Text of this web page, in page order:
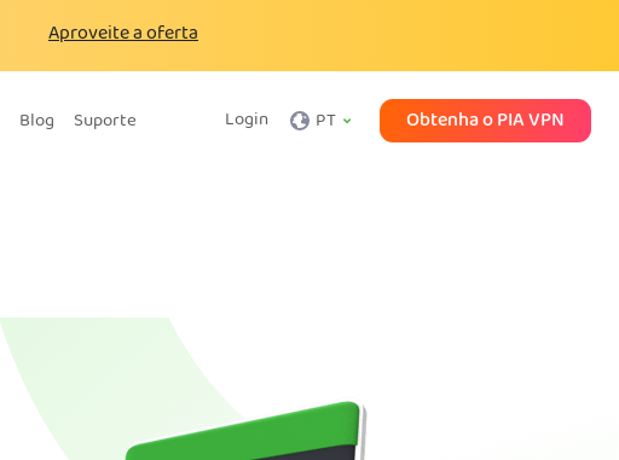
Aproveite a oferta
Blog Suporte Login PT Obtenha o PIA VPN